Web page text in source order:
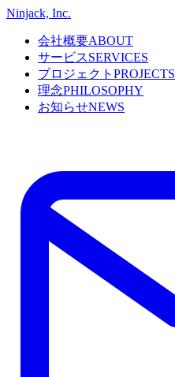
Ninjack, Inc.
会社概要ABOUT
サービスSERVICES
プロジェクト PROJECTS
理念PHILOSOPHY
お知らせNEWS